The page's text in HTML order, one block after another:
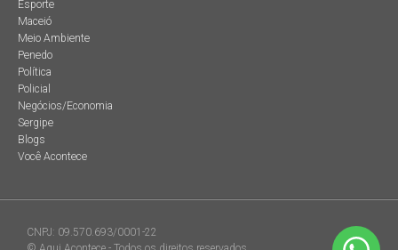
Esporte
Maceió
Meio Ambiente
Penedo
Política
Policial
Negócios/Economia
Sergipe
Blogs
Você Acontece
CNPJ: 09.570.693/0001-22